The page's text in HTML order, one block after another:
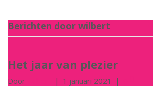
Berichten door wilbert
Het jaar van plezier
Door | 1 januari 2021 |